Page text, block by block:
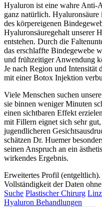
Hyaluron ist eine wahre Anti-
ganz natürlich.
des körpereigenen
Hyaluronsäuregehalt unserer
entstehen. Durch die
das erschlaffte Bindegewebe
und frühzeitiger Anwendung
Je nach Region und Intensität
mit einer Botox Injektion
Viele Menschen suchen
sie binnen weniger Minuten
einen sichtbaren Effekt
mit Fillern eignet sich sehr
jugendlicheren
schätzen Dr. Huemer
seinen Anspruch an ein
wirkendes Ergebnis.
Erweitertes Profil
Vollständigkeit der Daten
Suche Plastischer Chirurg Linz
Hyaluron Behandlungen